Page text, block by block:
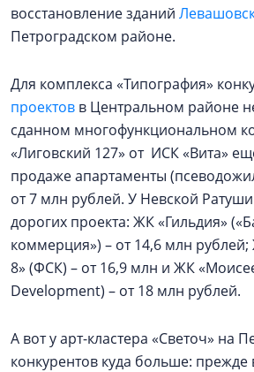
восстановление зданий
Петроградском районе.
Для комплекса «Типография»
проектов в Центральном районе
сданном многофункциональном
«Лиговский 127» от ИСК «Вита»
продаже апартаменты
от 7 млн рублей. У Невской Ратуши
дорогих проекта: ЖК «Гильдия»
коммерция») – от 14,6 млн
8» (ФСК) – от 16,9 млн и ЖК
Development) – от 18 млн рублей.
А вот у арт-кластера «Светоч» на
конкурентов куда больше: прежде